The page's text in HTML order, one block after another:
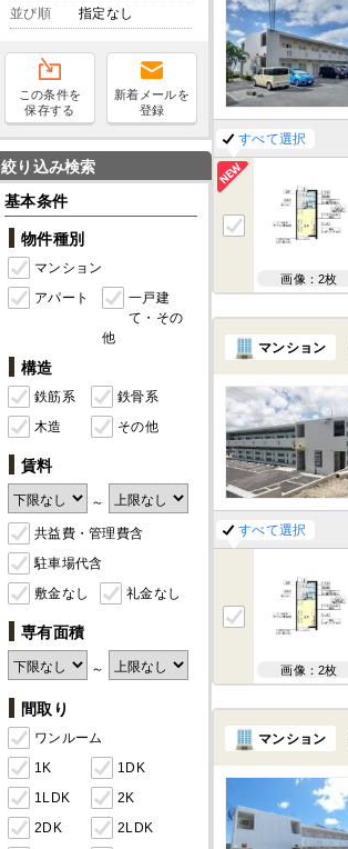
並び順
指定なし
この条件を
保存する
新着メールを
登録
絞り込み検索
基本条件
物件種別
マンション
アパート
一戸建
て・その
他
構造
鉄筋系
鉄骨系
木造
その他
賃料
～
共益費・管理費含
駐車場代含
敷金なし
礼金なし
専有面積
～
間取り
ワンルーム
1K
1DK
1LDK
2K
2DK
2LDK
すべて選択
画像：2枚
マンション
すべて選択
画像：2枚
マンション